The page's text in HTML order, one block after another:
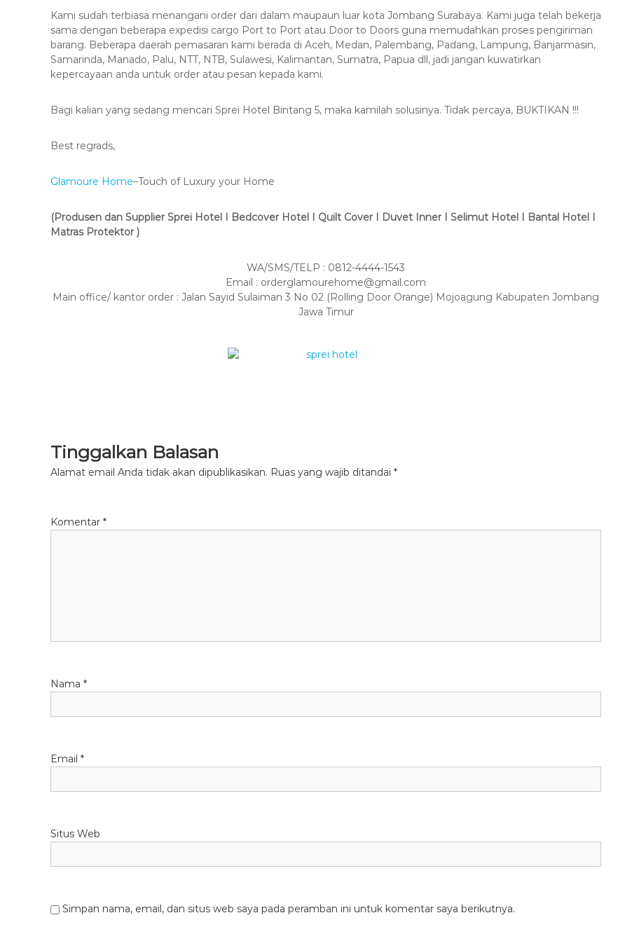
Kami sudah terbiasa menangani order dari dalam maupaun luar kota Jombang Surabaya. Kami juga telah bekerja
sama dengan beberapa expedisi cargo Port to Port atau Door to Doors guna memudahkan proses pengiriman
barang. Beberapa daerah pemasaran kami berada di Aceh, Medan, Palembang, Padang, Lampung, Banjarmasin,
Samarinda, Manado, Palu, NTT, NTB, Sulawesi, Kalimantan, Sumatra, Papua dll, jadi jangan kuwatirkan
kepercayaan anda untuk order atau pesan kepada kami.
Bagi kalian yang sedang mencari Sprei Hotel Bintang 5, maka kamilah solusinya. Tidak percaya, BUKTIKAN !!!
Best regrads,
Glamoure Home–Touch of Luxury your Home
(Produsen dan Supplier Sprei Hotel I Bedcover Hotel I Quilt Cover I Duvet Inner I Selimut Hotel I Bantal Hotel I
Matras Protektor )
WA/SMS/TELP : 0812-4444-1543
Email : orderglamourehome@gmail.com
Main office/ kantor order : Jalan Sayid Sulaiman 3 No 02 (Rolling Door Orange) Mojoagung Kabupaten Jombang
Jawa Timur
Tinggalkan Balasan
Alamat email Anda tidak akan dipublikasikan. Ruas yang wajib ditandai *
Komentar *
Nama *
Email *
Situs Web
Simpan nama, email, dan situs web saya pada peramban ini untuk komentar saya berikutnya.